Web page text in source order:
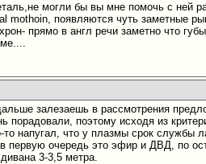
могли бы вы мне помочь с ней
mothoin, появляются чуть заметные
прямо в англ речи заметно что
залезаешь в рассмотрения
поэтому исходя из
напугал, что у плазмы срок службы
первую очередь это эфир и ДВД, по
3-3,5 метра.